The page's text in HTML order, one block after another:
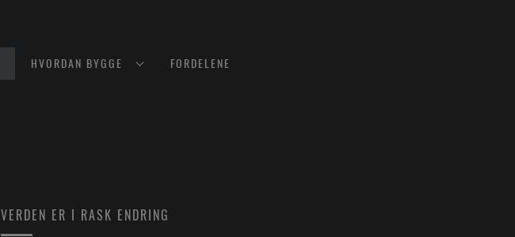
HVORDAN BYGGE FORDELENE
VERDEN ER I RASK ENDRING